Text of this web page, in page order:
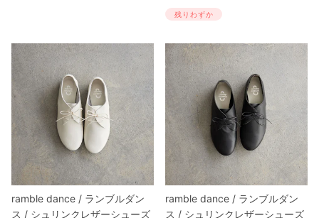
残りわずか
ramble dance / ランブルダン
ス / シュリンクレザーシューズ
ramble dance / ランブルダン
ス / シュリンクレザーシューズ